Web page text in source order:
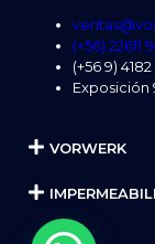
(+56) 22611
(+56 9) 4182
Exposición
VORWERK